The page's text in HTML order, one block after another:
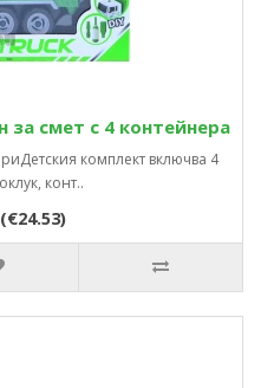
за смет с 4 контейнера
комплект включва 4
конт..